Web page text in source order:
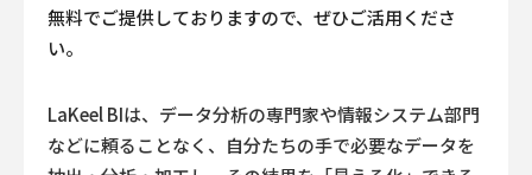
無料でご提供しておりますので、ぜひご活用くださ
い。
LaKeel BIは、データ分析の専門家や情報システム部門
などに頼ることなく、 自分たちの手で必要なデータを